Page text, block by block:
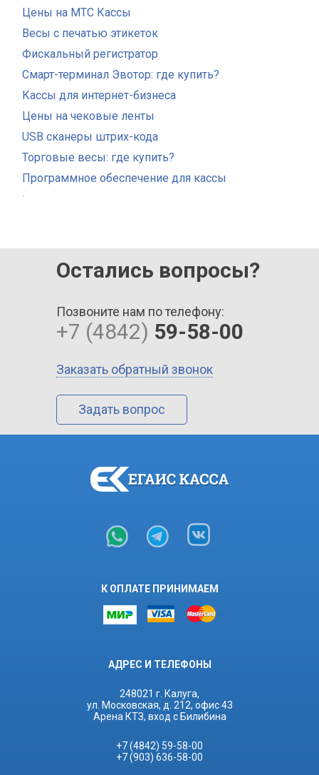
Цены на МТС Кассы
Весы с печатью этикеток
Фискальный регистратор
Смарт-терминал Эвотор: где купить?
Кассы для интернет-бизнеса
Цены на чековые ленты
USB сканеры штрих-кода
Торговые весы: где купить?
Программное обеспечение для кассы
.
Остались вопросы?
Позвоните нам по телефону:
+7 (4842) 59-58-00
Заказать обратный звонок
Задать вопрос
К ОПЛАТЕ ПРИНИМАЕМ
АДРЕС И ТЕЛЕФОНЫ
248021 г. Калуга,
ул. Московская, д. 212, офис 43
Арена КТЗ, вход с Билибина
+7 (4842) 59-58-00
+7 (903) 636-58-00